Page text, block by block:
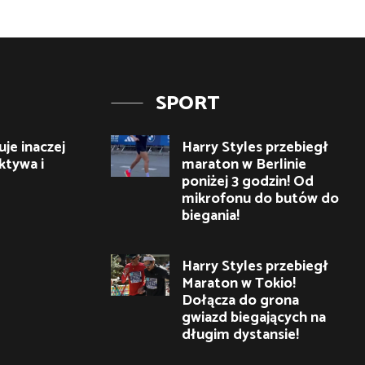
inaczej
i
SPORT
Harry Styles przebiegł
maraton w Berlinie
poniżej 3 godzin! Od
mikrofonu do butów do
biegania!
Harry Styles przebiegł
Maraton w Tokio!
Dołącza do grona
gwiazd biegających na
długim dystansie!